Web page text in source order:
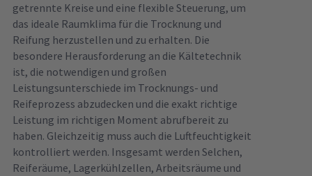
getrennte Kreise und eine flexible Steuerung, um
das ideale Raumklima für die Trocknung und
Reifung herzustellen und zu erhalten. Die
besondere Herausforderung an die Kältetechnik
ist, die notwendigen und großen
Leistungsunterschiede im Trocknungs- und
Reifeprozess abzudecken und die exakt richtige
Leistung im richtigen Moment abrufbereit zu
haben. Gleichzeitig muss auch die Luftfeuchtigkeit
kontrolliert werden. Insgesamt werden Selchen,
Reiferäume, Lagerkühlzellen, Arbeitsräume und